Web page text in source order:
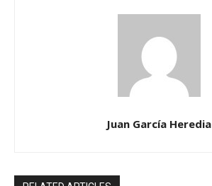
Juan García Heredia